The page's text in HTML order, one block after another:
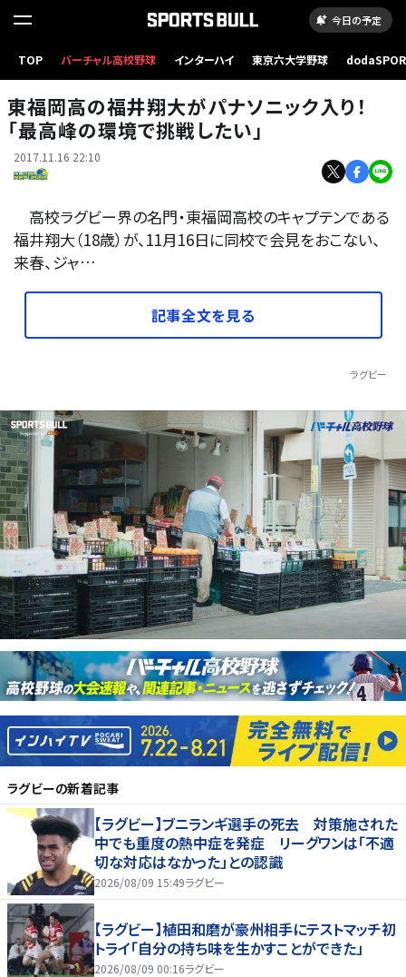
今日の予定
TOP バーチャル高校野球 インターハイ 東京六大学野球
東福岡高の福井翔大がパナソニック入り！
「最高峰の環境で挑戦したい」
2017.11.16 22:10
高校ラグビー界の名門・東福岡高校のキャプテンである
福井翔大（18歳）が、11月16日に同校で会見をおこない、
来春、ジャ…
記事全文を見る
ラグビー
ラグビーの新着記事
【ラグビー】ブニランギ選手の死去 対策施された
中でも重度の熱中症を発症 リーグワンは「不適
切な対応はなかった」との認識
2026/08/09 15:49ラグビー
【ラグビー】植田和磨が豪州相手にテストマッチ初
トライ「自分の持ち味を生かすことができた」
2026/08/09 00:16ラグビー